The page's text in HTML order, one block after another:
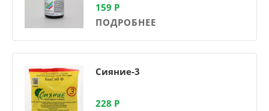
159 Р
ПОДРОБНЕЕ
Сияние-3
228 Р